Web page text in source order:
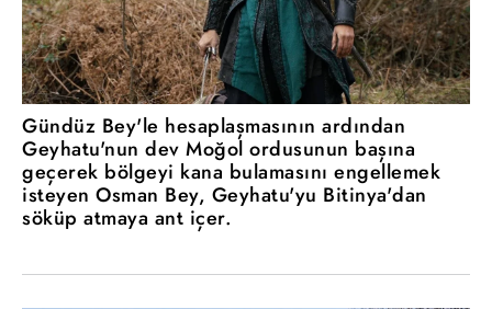
Gündüz Bey'le hesaplaşmasının ardından
Geyhatu'nun dev Moğol ordusunun başına
geçerek bölgeyi kana bulamasını engellemek
isteyen Osman Bey, Geyhatu'yu Bitinya'dan
söküp atmaya ant içer.